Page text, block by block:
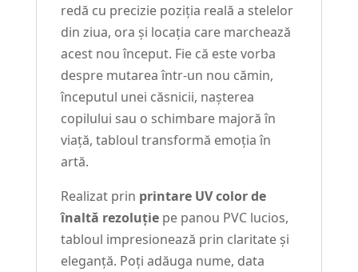
redă cu precizie poziția reală a stelelor
din ziua, ora și locația care marchează
acest nou început. Fie că este vorba
despre mutarea într-un nou cămin,
începutul unei căsnicii, nașterea
copilului sau o schimbare majoră în
viață, tabloul transformă emoția în
artă.
Realizat prin printare UV color de
înaltă rezoluțiepe panou PVC lucios,
tabloul impresionează prin claritate și
eleganță. Poți adăuga nume, data